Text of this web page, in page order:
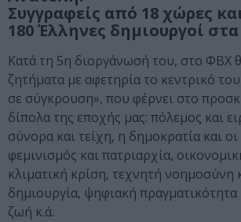
Συγγραφείς από 18 χώρες
180 Έλληνες δημιουργοί
Κατά τη 5η διοργάνωσή του, στο ΦΒΧ
ζητήματα με αφετηρία το κεντρικό
σε σύγκρουση», που φέρνει στο
δίπολα της εποχής μας: πόλεμος και
σύνορα και τείχη, η δημοκρατία και
φεμινισμός και πατριαρχία,
κλιματική κρίση, τεχνητή νοημοσύνη
δημιουργία, ψηφιακή πραγματικότητα
ζωή κ.ά.